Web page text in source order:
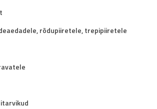
rõdupiiretele, trepipiiretele